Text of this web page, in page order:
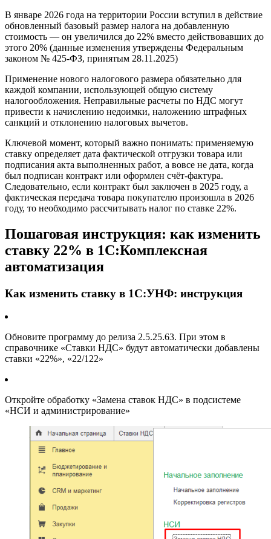
В январе 2026 года на территории России вступил в действие
обновленный базовый размер налога на добавленную
стоимость — он увеличился до 22% вместо действовавших до
этого 20% (данные изменения утверждены Федеральным
законом № 425-ФЗ, принятым 28.11.2025)
Применение нового налогового размера обязательно для
каждой компании, использующей общую систему
налогообложения. Неправильные расчеты по НДС могут
привести к начислению недоимки, наложению штрафных
санкций и отклонению налоговых вычетов.
Ключевой момент, который важно понимать: применяемую
ставку определяет дата фактической отгрузки товара или
подписания акта выполненных работ, а вовсе не дата, когда
был подписан контракт или оформлен счёт-фактура.
Следовательно, если контракт был заключен в 2025 году, а
фактическая передача товара покупателю произошла в 2026
году, то необходимо рассчитывать налог по ставке 22%.
Пошаговая инструкция: как изменить
ставку 22% в 1С:Комплексная
автоматизация
Как изменить ставку в 1С:УНФ: инструкция
Обновите программу до релиза 2.5.25.63. При этом в
справочнике «Ставки НДС» будут автоматически добавлены
ставки «22%», «22/122»
Откройте обработку «Замена ставок НДС» в подсистеме
«НСИ и администрирование»